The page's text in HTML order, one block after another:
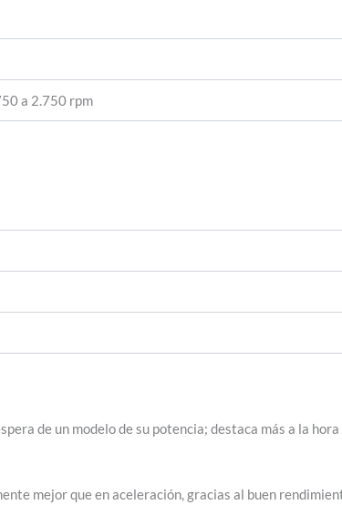
a 2.750 rpm
de un modelo de su potencia; destaca más a la
mejor que en aceleración, gracias al buen